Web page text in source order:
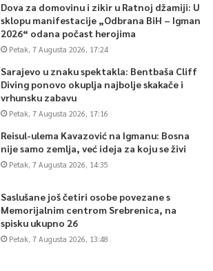
Dova za domovinu i zikir u Ratnoj džamiji: U
sklopu manifestacije „Odbrana BiH – Igman
2026“ odana počast herojima
Petak, 7 Augusta 2026, 17:24
Sarajevo u znaku spektakla: Bentbaša Cliff
Diving ponovo okuplja najbolje skakače i
vrhunsku zabavu
Petak, 7 Augusta 2026, 17:16
Reisul-ulema Kavazović na Igmanu: Bosna
nije samo zemlja, već ideja za koju se živi
Petak, 7 Augusta 2026, 14:35
Saslušane još četiri osobe povezane s
Memorijalnim centrom Srebrenica, na
spisku ukupno 26
Petak, 7 Augusta 2026, 13:48